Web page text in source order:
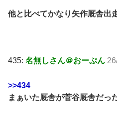
他と比べてかなり矢作厩舎出
435: 名無しさん＠おーぷん
>>434
まぁいた厩舎が菅谷厩舎だっ